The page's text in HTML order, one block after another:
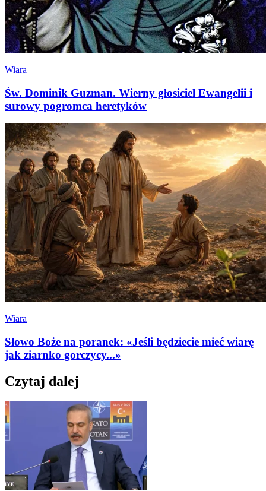
Wiara
Św. Dominik Guzman. Wierny głosiciel Ewangelii i
surowy pogromca heretyków
Wiara
Słowo Boże na poranek: «Jeśli będziecie mieć wiarę
jak ziarnko gorczycy...»
Czytaj dalej